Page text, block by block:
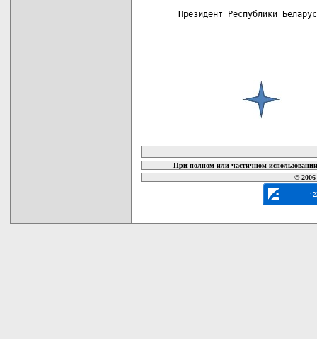
Президент Республики
При полном или частичном
©